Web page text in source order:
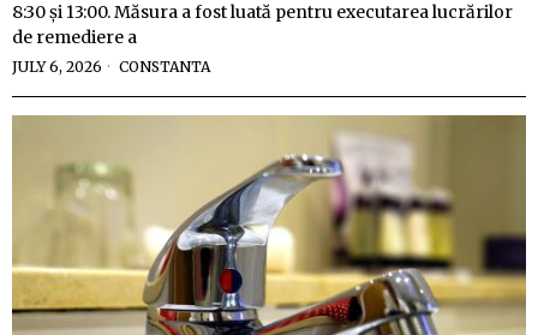
8:30 și 13:00. Măsura a fost luată pentru executarea lucrărilor
de remediere a
JULY 6, 2026 CONSTANTA